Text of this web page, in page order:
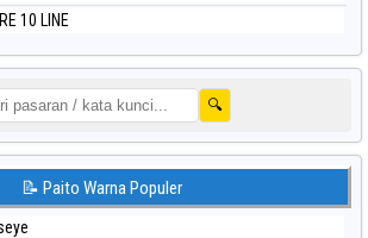
10 LINE
🔍
📝 Paito Warna Populer